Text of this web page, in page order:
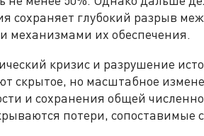
сохраняет глубокий разрыв
механизмами их обеспечения.
кризис и разрушение
скрытое, но масштабное
и сохранения общей
потери,